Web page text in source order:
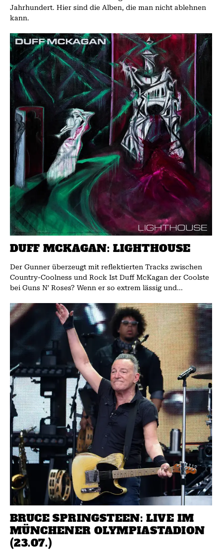
Jahrhundert. Hier sind die Alben, die man nicht ablehnen
kann.
DUFF MCKAGAN: LIGHTHOUSE
Der Gunner überzeugt mit reflektierten Tracks zwischen
Country-Coolness und Rock Ist Duff McKagan der Coolste
bei Guns N’ Roses? Wenn er so extrem lässig und...
BRUCE SPRINGSTEEN: LIVE IM
MÜNCHENER OLYMPIASTADION
(23.07.)